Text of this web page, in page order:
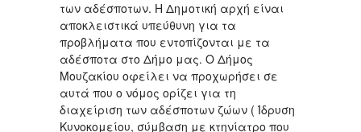
των αδέσποτων. Η Δημοτική αρχή είναι
αποκλειστικά υπεύθυνη για τα
προβλήματα που εντοπίζονται με τα
αδέσποτα στο Δήμο μας. Ο Δήμος
Μουζακίου οφείλει να προχωρήσει σε
αυτά που ο νόμος ορίζει για τη
διαχείριση των αδέσποτων ζώων ( Ίδρυση
Κυνοκομείου, σύμβαση με κτηνίατρο που